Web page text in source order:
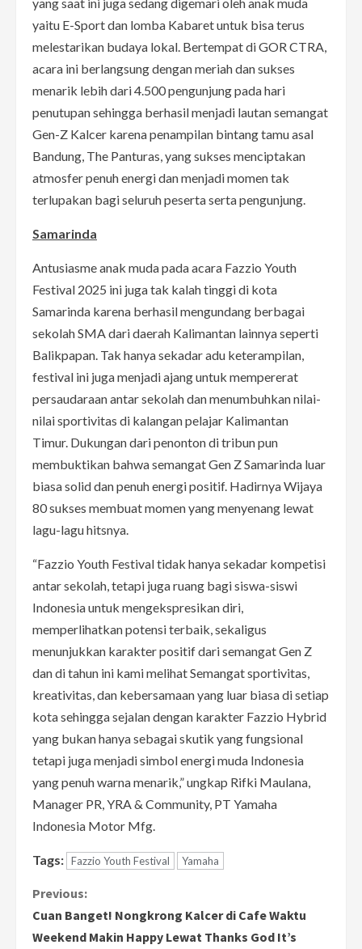
yaitu E-Sport dan lomba Kabaret untuk bisa terus
melestarikan budaya lokal. Bertempat di GOR CTRA,
acara ini berlangsung dengan meriah dan sukses
menarik lebih dari 4.500 pengunjung pada hari
penutupan sehingga berhasil menjadi lautan semangat
Gen-Z Kalcer karena penampilan bintang tamu asal
Bandung, The Panturas, yang sukses menciptakan
atmosfer penuh energi dan menjadi momen tak
terlupakan bagi seluruh peserta serta pengunjung.
Samarinda
Antusiasme anak muda pada acara Fazzio Youth
Festival 2025 ini juga tak kalah tinggi di kota
Samarinda karena berhasil mengundang berbagai
sekolah SMA dari daerah Kalimantan lainnya seperti
Balikpapan. Tak hanya sekadar adu keterampilan,
festival ini juga menjadi ajang untuk mempererat
persaudaraan antar sekolah dan menumbuhkan nilai-
nilai sportivitas di kalangan pelajar Kalimantan
Timur. Dukungan dari penonton di tribun pun
membuktikan bahwa semangat Gen Z Samarinda luar
biasa solid dan penuh energi positif. Hadirnya Wijaya
80 sukses membuat momen yang menyenang lewat
lagu-lagu hitsnya.
“Fazzio Youth Festival tidak hanya sekadar kompetisi
antar sekolah, tetapi juga ruang bagi siswa-siswi
Indonesia untuk mengekspresikan diri,
memperlihatkan potensi terbaik, sekaligus
menunjukkan karakter positif dari semangat Gen Z
dan di tahun ini kami melihat Semangat sportivitas,
kreativitas, dan kebersamaan yang luar biasa di setiap
kota sehingga sejalan dengan karakter Fazzio Hybrid
yang bukan hanya sebagai skutik yang fungsional
tetapi juga menjadi simbol energi muda Indonesia
yang penuh warna menarik,” ungkap Rifki Maulana,
Manager PR, YRA & Community, PT Yamaha
Indonesia Motor Mfg.
Tags: Fazzio Youth Festival Yamaha
C
o
Previous:
Cuan Banget! Nongkrong Kalcer di Cafe Waktu
Weekend Makin Happy Lewat Thanks God It’s